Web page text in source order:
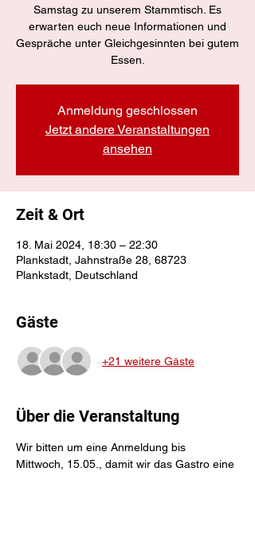
Samstag zu unserem Stammtisch. Es
erwarten euch neue Informationen und
Gespräche unter Gleichgesinnten bei gutem
Essen.
Anmeldung geschlossen
Jetzt andere Veranstaltungen
ansehen
Zeit & Ort
18. Mai 2024, 18:30 – 22:30
Plankstadt, Jahnstraße 28, 68723
Plankstadt, Deutschland
Gäste
+21 weitere Gäste
Über die Veranstaltung
Wir bitten um eine Anmeldung bis
Mittwoch, 15.05., damit wir das Gastro eine